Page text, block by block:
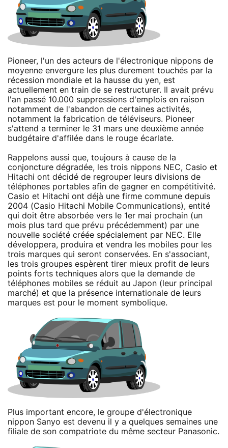
Pioneer, l'un des acteurs de l'électronique nippons de
moyenne envergure les plus durement touchés par la
récession mondiale et la hausse du yen, est
actuellement en train de se restructurer. Il avait prévu
l'an passé 10.000 suppressions d'emplois en raison
notamment de l'abandon de certaines activités,
notamment la fabrication de téléviseurs. Pioneer
s'attend a terminer le 31 mars une deuxième année
budgétaire d'affilée dans le rouge écarlate.
Rappelons aussi que, toujours à cause de la
conjoncture dégradée, les trois nippons NEC, Casio et
Hitachi ont décidé de regrouper leurs divisions de
téléphones portables afin de gagner en compétitivité.
Casio et Hitachi ont déjà une firme commune depuis
2004 (Casio Hitachi Mobile Communications), entité
qui doit être absorbée vers le 1er mai prochain (un
mois plus tard que prévu précédemment) par une
nouvelle société créée spécialement par NEC. Elle
développera, produira et vendra les mobiles pour les
trois marques qui seront conservées. En s'associant,
les trois groupes espèrent tirer mieux profit de leurs
points forts techniques alors que la demande de
téléphones mobiles se réduit au Japon (leur principal
marché) et que la présence internationale de leurs
marques est pour le moment symbolique.
Plus important encore, le groupe d'électronique
nippon Sanyo est devenu il y a quelques semaines une
filiale de son compatriote du même secteur Panasonic.